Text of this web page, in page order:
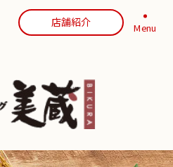
店舗紹介 Menu